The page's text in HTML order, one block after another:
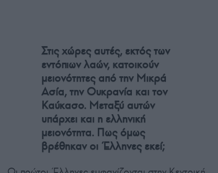
Στις χώρες αυτές, εκτός των
εντόπιων λαών, κατοικούν
μειονότητες από την Μικρά
Ασία, την Ουκρανία και τον
Καύκασο. Μεταξύ αυτών
υπάρχει και η ελληνική
μειονότητα. Πως όμως
βρέθηκαν οι Έλληνες εκεί;